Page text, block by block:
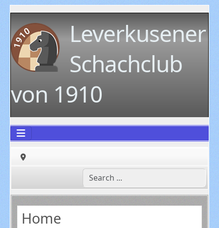
Leverkusener
Schachclub
von 1910
Home